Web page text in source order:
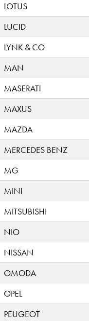
LOTUS
LUCID
LYNK & CO
MAN
MASERATI
MAXUS
MAZDA
MERCEDES BENZ
MG
MINI
MITSUBISHI
NIO
NISSAN
OMODA
OPEL
PEUGEOT